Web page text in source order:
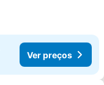
Ver preços